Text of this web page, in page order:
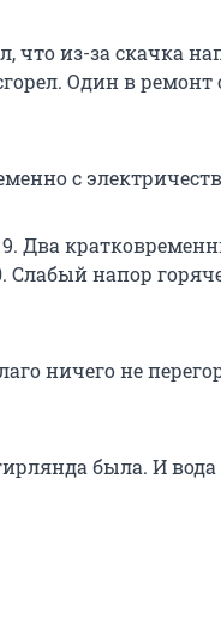
что из-за скачка
Один в
с
Два
Слабый напор
ничего не
была. И